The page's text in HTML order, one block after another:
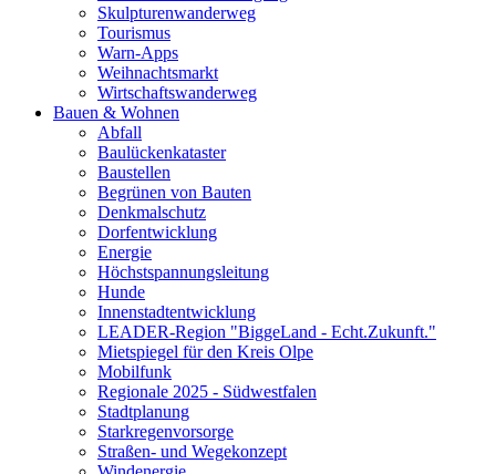
Skulpturenwanderweg
Tourismus
Warn-Apps
Weihnachtsmarkt
Wirtschaftswanderweg
Bauen & Wohnen
Abfall
Baulückenkataster
Baustellen
Begrünen von Bauten
Denkmalschutz
Dorfentwicklung
Energie
Höchstspannungsleitung
Hunde
Innenstadtentwicklung
LEADER-Region "BiggeLand - Echt.Zukunft."
Mietspiegel für den Kreis Olpe
Mobilfunk
Regionale 2025 - Südwestfalen
Stadtplanung
Starkregenvorsorge
Straßen- und Wegekonzept